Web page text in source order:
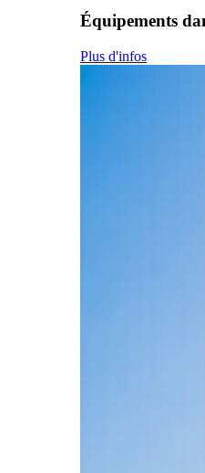
Équipements
Plus d'infos